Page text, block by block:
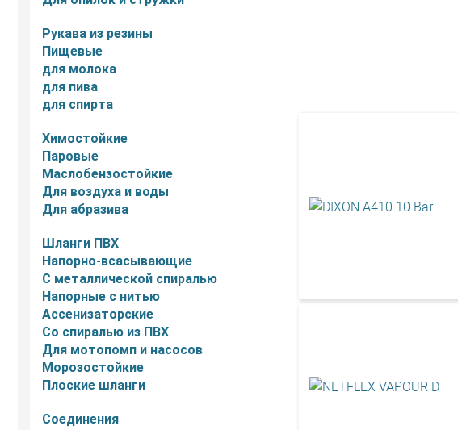
Рукава из резины
Пищевые
для молока
для пива
для спирта
Химостойкие
Паровые
Маслобензостойкие
Для воздуха и воды
Для абразива
Шланги ПВХ
Напорно-всасывающие
С металлической спиралью
Напорные с нитью
Ассенизаторские
Со спиралью из ПВХ
Для мотопомп и насосов
Морозостойкие
Плоские шланги
Соединения